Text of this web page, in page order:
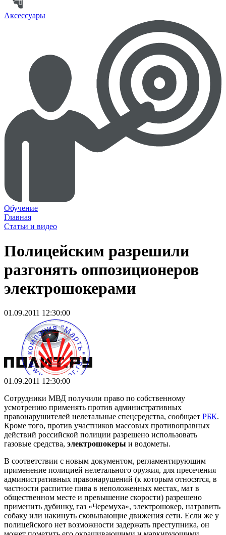
Аксессуары
Обучение
Главная
Статьи и видео
Полицейским разрешили
разгонять оппозиционеров
электрошокерами
01.09.2011 12:30:00
01.09.2011 12:30:00
Сотрудники МВД получили право по собственному
усмотрению применять против административных
правонарушителей нелетальные спецсредства, сообщает РБК.
Кроме того, против участников массовых противоправных
действий российской полиции разрешено использовать
газовые средства, электрошокеры и водометы.
В соответствии с новым документом, регламентирующим
применение полицией нелетального оружия, для пресечения
административных правонарушений (к которым относятся, в
частности распитие пива в неположенных местах, мат в
общественном месте и превышение скорости) разрешено
применить дубинку, газ «Черемуха», электрошокер, натравить
собаку или накинуть сковывающие движения сети. Если же у
полицейского нет возможности задержать преступника, он